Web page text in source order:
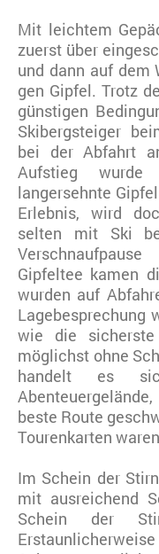
Mit leichtem
zuerst über
und dann auf dem
gen Gipfel. Trotz
günstigen
Skibergsteiger
bei der Abfahrt
Aufstieg
langersehnte
Erlebnis, wird
selten mit Ski
Gipfeltee kamen
wurden auf
Lagebesprechung
wie die
möglichst ohne
handelt es
beste Route
Tourenkarten
Im Schein der
mit ausreichend
Schein der